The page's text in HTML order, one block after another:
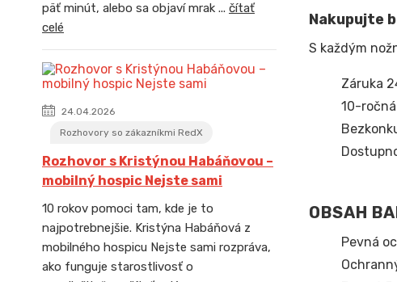
päť minút, alebo sa objaví mrak ... čítať
celé
24.04.2026
Rozhovory so zákazníkmi RedX
Rozhovor s Kristýnou Habáňovou –
mobilný hospic Nejste sami
10 rokov pomoci tam, kde je to
najpotrebnejšie. Kristýna Habáňová z
mobilného hospicu Nejste sami rozpráva,
ako funguje starostlivosť o
Nakupujte
S každým
Záruka
10-
OBSAH
Pevná